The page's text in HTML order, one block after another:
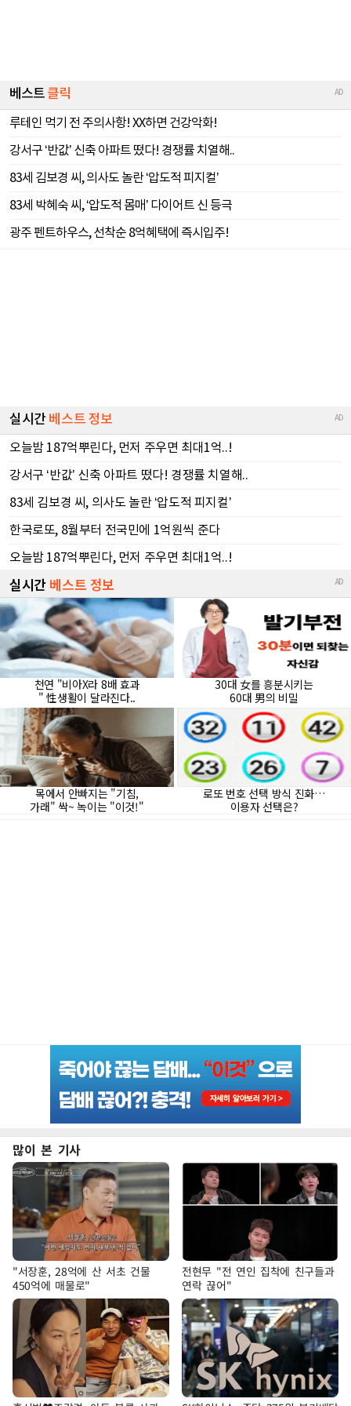
많이 본 기사
"서장훈, 28억에 산 서초 건물
450억에 매물로"
전현무 "전 연인 집착에 친구들과
연락 끊어"